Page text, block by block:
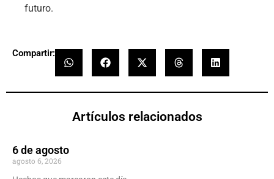
futuro.
Compartir:
Artículos relacionados
6 de agosto
agosto 6, 2026